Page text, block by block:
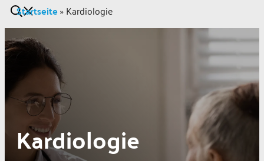
Startseite»Kardiologie
Kardiologie